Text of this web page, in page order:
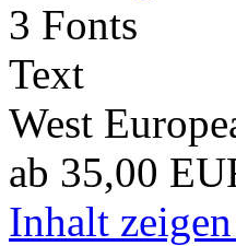
3 Fonts
Text
West
ab 35,00
Inhalt